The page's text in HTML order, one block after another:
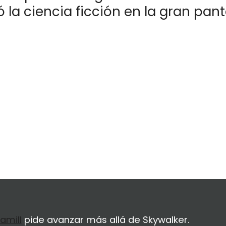
la ciencia ficción en la gran
pide avanzar más allá de Skywalker.